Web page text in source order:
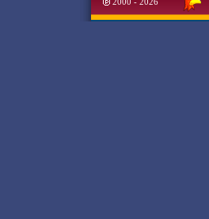
2000 - 2026